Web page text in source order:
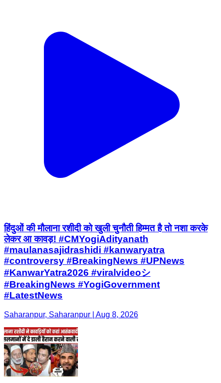
हिंदुओं की मौलाना रशीदी को खुली चुनौती हिम्मत है तो नशा करके
लेकर आ कावड़! #CMYogiAdityanath
#maulanasajidrashidi #kanwaryatra
#controversy #BreakingNews #UPNews
#KanwarYatra2026 #viralvideoシ
#BreakingNews #YogiGovernment
#LatestNews
Saharanpur, Saharanpur | Aug 8, 2026